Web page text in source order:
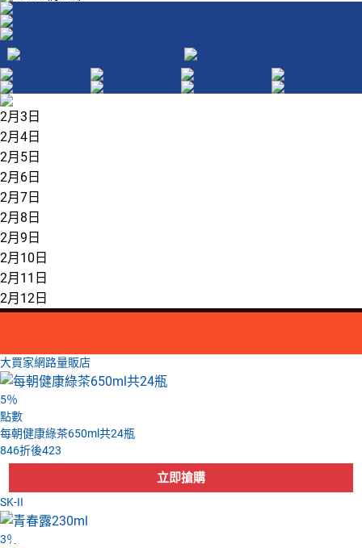
領取優惠券
領取優惠券
2月3日
2月4日
2月5日
2月6日
2月7日
2月8日
2月9日
2月10日
2月11日
2月12日
大買家網路量販店
5％
點數
每朝健康綠茶650ml共24瓶
846折後423
SK-II
3％55
33
47
45
39
47
38
63
46
66
45
54
74
33
48
45
48
65
45
44
47
45
56
39
52
45
38
38
48
39
57
56
82
37
70
50
48
49
48
76
74
75
61
42
45
48
42
47
73
56
48
53
74
42
37
38
82
39
53
39
63
67
48
53
46
59
75
66
43
58
44
83
66
43
32
58
47
67
56
62
34
51
38
82
44
74
61
45
45
47
39
44
56
52
42
74
46